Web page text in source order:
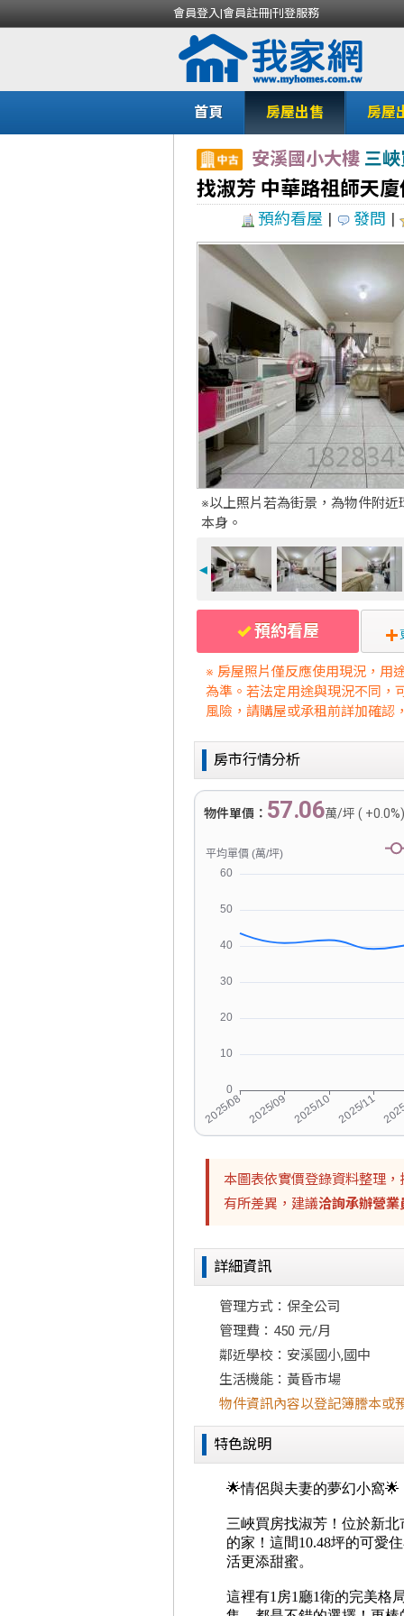
會員登入|會員註冊|刊登服務
首頁 房屋出售 房屋
安溪國小大樓 三
找淑芳 中華路祖師天
預約看屋 | 發問 |
※以上照片若為街景，為物件附近
本身。
◄
預約看屋
※ 房屋照片僅反應使用現況，用
為準。若法定用途與現況不同，
風險，請購屋或承租前詳加確認
房市行情分析
物件單價： 57.06萬/坪 (
本圖表依實價登錄資料整理
有所差異，建議洽詢承辦營業
詳細資訊
管理方式：保全公司
管理費：450 元/月
鄰近學校：安溪國小,國中
生活機能：黃昏市場
物件資訊內容以登記簿謄本或
特色說明